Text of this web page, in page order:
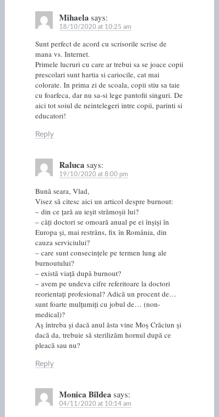
Mihaela says:
18/10/2020 at 10:25 am
Sunt perfect de acord cu scrisorile scrise de
mana vs. Internet.
Primele lucruri cu care ar trebui sa se joace copii
prescolari sunt hartia si cariocile, cat mai
colorate. In prima zi de scoala, copii stiu sa taie
cu foarfeca, dar nu sa-si lege pantofii singuri. De
aici tot soiul de neintelegeri intre copii, parinti si
educatori!
Reply
Raluca says:
19/10/2020 at 8:00 pm
Bună seara, Vlad,
Visez să citesc aici un articol despre burnout:
– din ce țară au ieșit strămoșii lui?
– câți doctori se omoară anual pe ei înșiși în
Europa și, mai restrâns, fix în România, din
cauza serviciului?
– care sunt consecințele pe termen lung ale
burnoutului?
– există viață după burnout?
– avem pe undeva cifre referitoare la doctori
reorientați profesional? Adică un procent de…
sunt foarte mulțumiți cu jobul de… (non-
medical)?
Aș întreba și dacă anul ăsta vine Moș Crăciun și
dacă da, trebuie să sterilizăm hornul după ce
pleacă sau nu?
Reply
Monica Bîldea says:
04/11/2020 at 10:14 am